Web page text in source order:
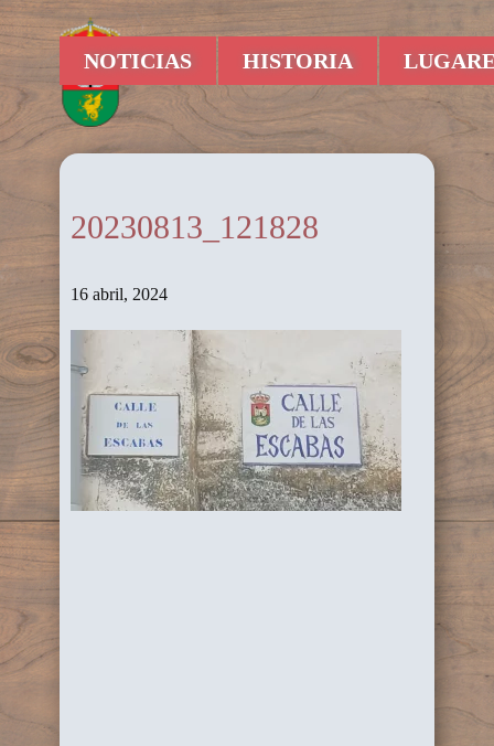
NOTICIAS HISTORIA
20230813_121828
16 abril, 2024